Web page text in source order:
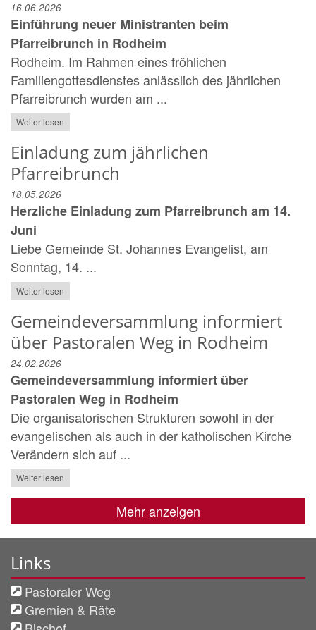
16.06.2026
Einführung neuer Ministranten beim
Pfarreibrunch in Rodheim
Rodheim. Im Rahmen eines fröhlichen
Familiengottesdienstes anlässlich des jährlichen
Pfarreibrunch wurden am ...
Weiter lesen
Einladung zum jährlichen
Pfarreibrunch
18.05.2026
Herzliche Einladung zum Pfarreibrunch am 14.
Juni
Liebe Gemeinde St. Johannes Evangelist, am
Sonntag, 14. ...
Weiter lesen
Gemeindeversammlung informiert
über Pastoralen Weg in Rodheim
24.02.2026
Gemeindeversammlung informiert über
Pastoralen Weg in Rodheim
Die organisatorischen Strukturen sowohl in der
evangelischen als auch in der katholischen Kirche
Verändern sich auf ...
Weiter lesen
Mehr anzeigen
Links
Pastoraler Weg
Gremien & Räte